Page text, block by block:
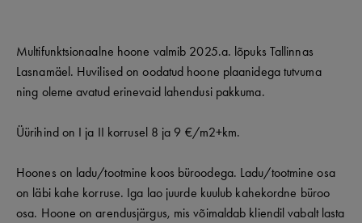
Multifunktsionaalne hoone valmib 2025.a. lõpuks Tallinnas
Lasnamäel. Huvilised on oodatud hoone plaanidega tutvuma
ning oleme avatud erinevaid lahendusi pakkuma.
Üürihind on I ja II korrusel 8 ja 9 €/m2+km.
Hoones on ladu/tootmine koos büroodega. Ladu/tootmine osa
on läbi kahe korruse. Iga lao juurde kuulub kahekordne büroo
osa. Hoone on arendusjärgus, mis võimaldab kliendil vabalt lasta